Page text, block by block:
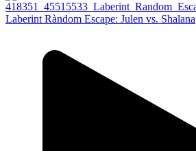
Laberint Ràndom Escape: Julen vs. Shalana